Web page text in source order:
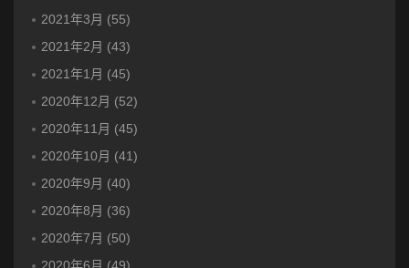
2021年3月 (55)
2021年2月 (43)
2021年1月 (45)
2020年12月 (52)
2020年11月 (45)
2020年10月 (41)
2020年9月 (40)
2020年8月 (36)
2020年7月 (50)
2020年6月 (49)